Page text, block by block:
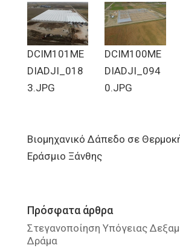
DCIM101ME
DIADJI_018
3.JPG
DCIM100ME
DIADJI_094
0.JPG
Βιομηχανικό Δάπεδο σε
Εράσμιο Ξάνθης
Πρόσφατα άρθρα
Στεγανοποίηση Υπόγειας
Δράμα